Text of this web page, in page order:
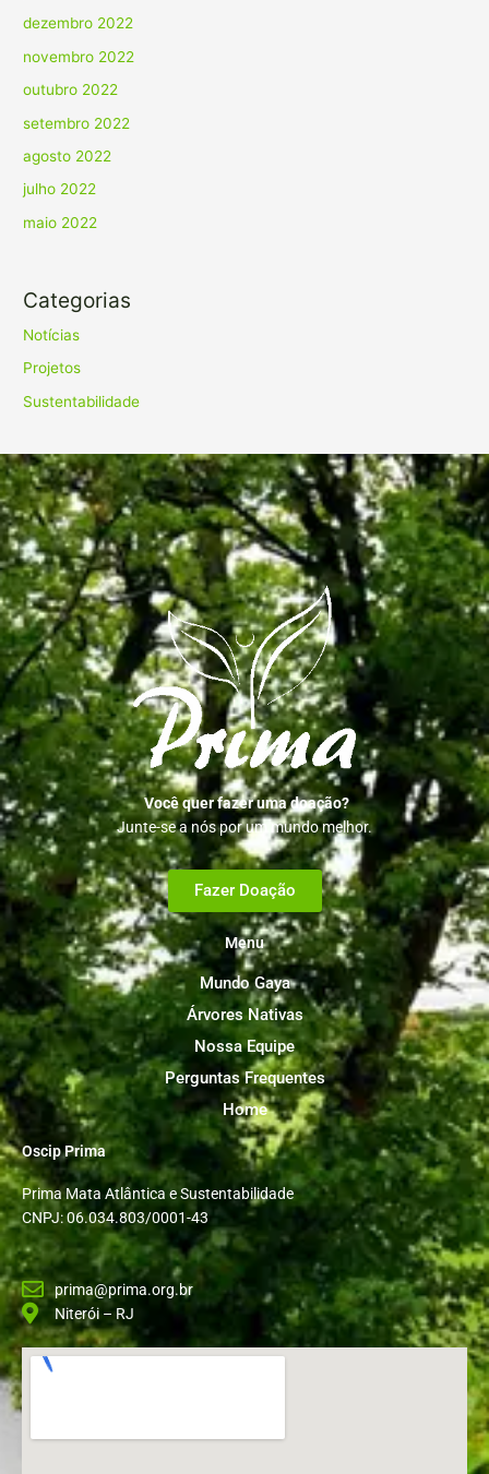
dezembro 2022
novembro 2022
outubro 2022
setembro 2022
agosto 2022
julho 2022
maio 2022
Categorias
Notícias
Projetos
Sustentabilidade
Você quer fazer uma doação?
Junte-se a nós por um mundo melhor.
Fazer Doação
Menu
Mundo Gaya
Árvores Nativas
Nossa Equipe
Perguntas Frequentes
Home
Oscip Prima
Prima Mata Atlântica e Sustentabilidade
CNPJ: 06.034.803/0001-43
prima@prima.org.br
Niterói – RJ